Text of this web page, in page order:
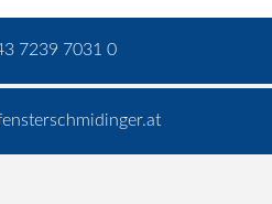
7239 7031 0